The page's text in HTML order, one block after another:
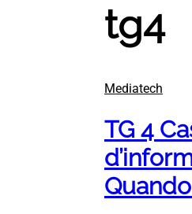
tg4
Mediatech
TG 4